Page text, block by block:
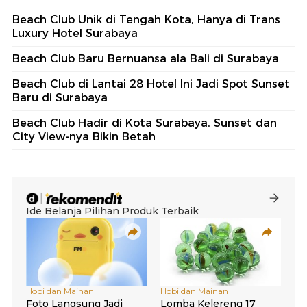
Beach Club Unik di Tengah Kota, Hanya di Trans
Luxury Hotel Surabaya
Beach Club Baru Bernuansa ala Bali di Surabaya
Beach Club di Lantai 28 Hotel Ini Jadi Spot Sunset
Baru di Surabaya
Beach Club Hadir di Kota Surabaya, Sunset dan
City View-nya Bikin Betah